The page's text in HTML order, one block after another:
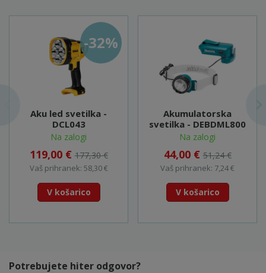
Aku led svetilka -
DCL043
Na zalogi
119,00 €177,30 €
Vaš prihranek: 58,30 €
V košarico
-32%
Akumulatorska
svetilka - DEBDML800
Na zalogi
44,00 €51,24 €
Vaš prihranek: 7,24 €
V košarico
Potrebujete hiter odgovor?